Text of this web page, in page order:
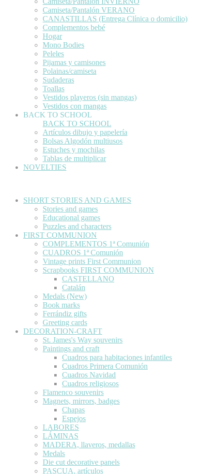
Camiseta/Pantalón VERANO
CANASTILLAS (Entrega Clínica o domicilio)
Complementos bebé
Hogar
Mono Bodies
Peleles
Pijamas y camisones
Polainas/camiseta
Sudaderas
Toallas
Vestidos playeros (sin mangas)
Vestidos con mangas
BACK TO SCHOOL
BACK TO SCHOOL
Artículos dibujo y papelería
Bolsas Algodón multiusos
Estuches y mochilas
Tablas de multiplicar
NOVELTIES
SHORT STORIES AND GAMES
Stories and games
Educational games
Puzzles and characters
FIRST COMMUNION
COMPLEMENTOS 1ª Comunión
CUADROS 1ª Comunión
Vintage prints First Communion
Scrapbooks FIRST COMMUNION
CASTELLANO
Catalán
Medals (New)
Book marks
Ferrándiz gifts
Greeting cards
DECORATION-CRAFT
St. James's Way souvenirs
Paintings and craft
Cuadros para habitaciones infantiles
Cuadros Primera Comunión
Cuadros Navidad
Cuadros religiosos
Flamenco souvenirs
Magnets, mirrors, badges
Chapas
Espejos
LABORES
LÁMINAS
MADERA, llaveros, medallas
Medals
Die cut decorative panels
PASCUA, artículos